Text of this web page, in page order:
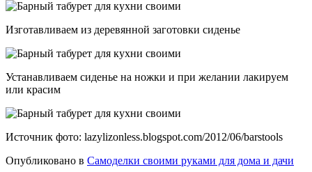
Изготавливаем из деревянной заготовки сиденье
Устанавливаем сиденье на ножки и при желании лакируем
или красим
Источник фото: lazylizonless.blogspot.com/2012/06/barstools
Опубликовано в Самоделки своими руками для дома и дачи